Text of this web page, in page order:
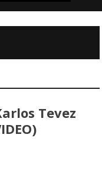
Tevez